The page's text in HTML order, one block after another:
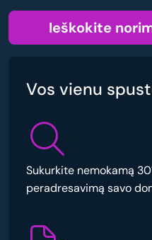
Ieškokite
Vos vienu
Sukurkite nemokamą
peradresavimą savo